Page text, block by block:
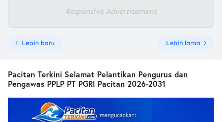
Responsive Advertisement
Lebih baru Lebih lama
Pacitan Terkini Selamat Pelantikan Pengurus dan
Pengawas PPLP PT PGRI Pacitan 2026-2031